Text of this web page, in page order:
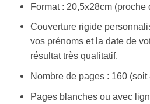
Format : 20,5x28cm (proche
Couverture rigide
vos prénoms et la date de
résultat très qualitatif.
Nombre de pages : 160 (soit
Pages blanches ou avec